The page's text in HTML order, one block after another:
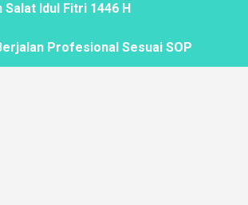
Idul Fitri 1446 H
Profesional Sesuai SOP